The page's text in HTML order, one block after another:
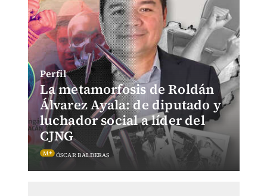
La metamorfosis de Roldán
Álvarez Ayala: de diputado y
luchador social a líder del
CJNG
Perfil
ÓSCAR BALDERAS